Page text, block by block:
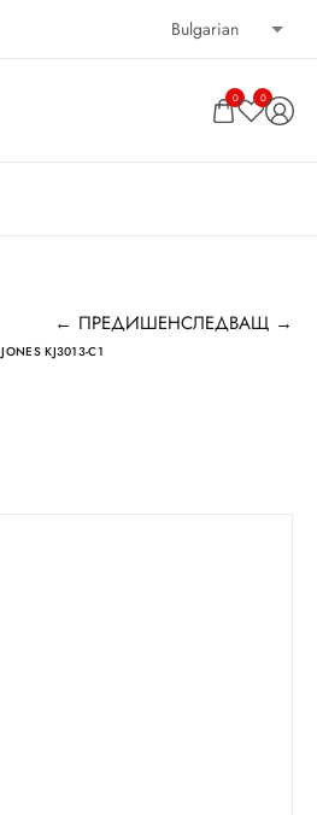
0 0
← ПРЕДИШЕНСЛЕДВАЩ →
KJ3013-C1